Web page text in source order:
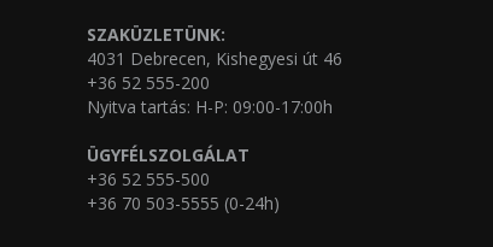
SZAKÜZLETÜNK:
4031 Debrecen, Kishegyesi út 46
+36 52 555-200
Nyitva tartás: H-P: 09:00-17:00h
ÜGYFÉLSZOLGÁLAT
+36 52 555-500
+36 70 503-5555 (0-24h)